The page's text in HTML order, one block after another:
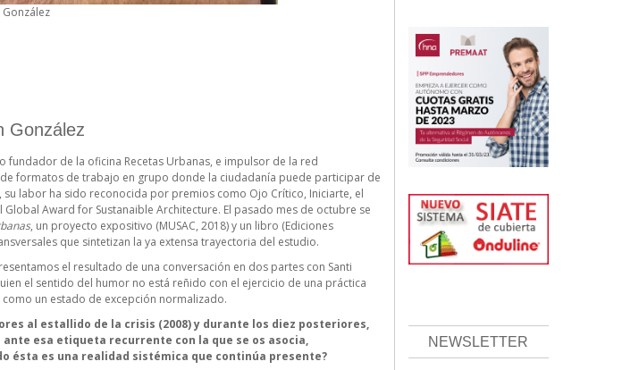
González
fundador de la oficina Recetas Urbanas, e impulsor de la red
formatos de trabajo en grupo donde la ciudadanía puede participar de
labor ha sido reconocida por premios como Ojo Crítico, Iniciarte, el
Award for Sustanaible Architecture. El pasado mes de octubre se
, un proyecto expositivo (MUSAC, 2018) y un libro (Ediciones
que sintetizan la ya extensa trayectoria del estudio.
el resultado de una conversación en dos partes con Santi
el sentido del humor no está reñido con el ejercicio de una práctica
un estado de excepción normalizado.
al estallido de la crisis (2008) y durante los diez posteriores,
esa etiqueta recurrente con la que se os asocia,
ésta es una realidad sistémica que continúa presente?
NEWSLETTER